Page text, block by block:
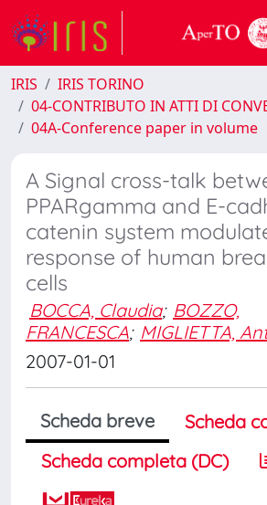
IRIS
IRIS TORINO
04-CONTRIBUTO IN ATTI DI
04A-Conference paper in volume
A Signal cross-talk
PPARgamma and E-
catenin system
response of human
cells
BOCCA, Claudia; BOZZO,
FRANCESCA; MIGLIETTA,
2007-01-01
Scheda breve
Scheda
Scheda completa (DC)